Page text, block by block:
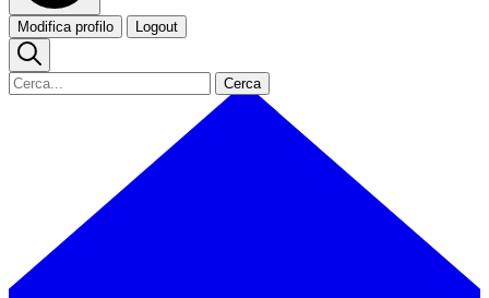
Modifica profilo Logout
Cerca